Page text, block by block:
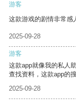
游客
这款游戏的剧情非常感
2025-09-28
游客
这款app就像我的私人
查找资料，这款app的
2025-09-28